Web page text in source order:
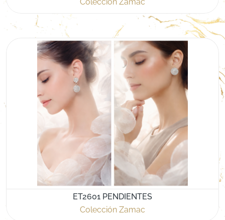
ET2601 PENDIENTES
Colección Zamac